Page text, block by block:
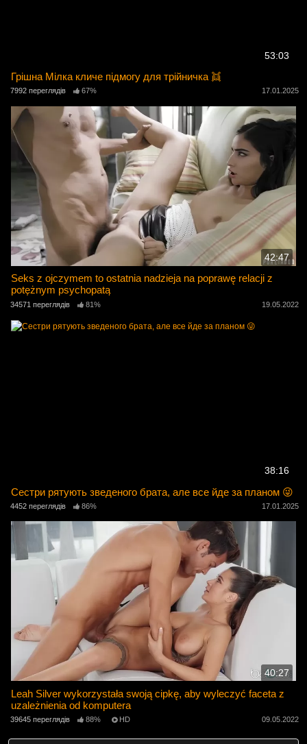
53:03
Грішна Мілка кличе підмогу для трійничка 👯
7992 переглядів 67% 17.01.2025
42:47
Seks z ojczymem to ostatnia nadzieja na poprawę relacji z
potężnym psychopatą
34571 переглядів 81% 19.05.2022
38:16
Сестри рятують зведеного брата, але все йде за планом 😜
4452 переглядів 86% 17.01.2025
40:27
Leah Silver wykorzystała swoją cipkę, aby wyleczyć faceta z
uzależnienia od komputera
39645 переглядів 88% HD 09.05.2022